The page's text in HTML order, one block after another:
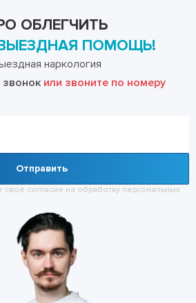
ОБЛЕГЧИТЬ
ПОМОЩЬ!
наркология
или звоните по номеру
Отправить
своё согласие на обработку персональных